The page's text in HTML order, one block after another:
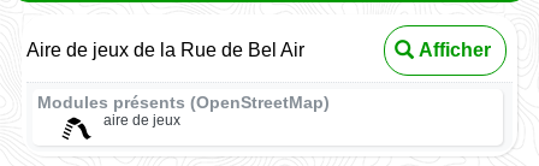
Aire de jeux de la Rue de Bel Air Afficher
Modules présents (OpenStreetMap)
aire de jeux